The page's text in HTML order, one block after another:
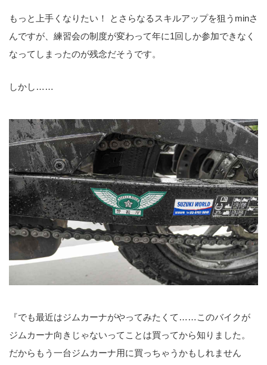
もっと上手くなりたい！ とさらなるスキルアップを狙うminさ
んですが、練習会の制度が変わって年に1回しか参加できなく
なってしまったのが残念だそうです。
しかし……
『でも最近はジムカーナがやってみたくて……このバイクが
ジムカーナ向きじゃないってことは買ってから知りました。
だからもう一台ジムカーナ用に買っちゃうかもしれません